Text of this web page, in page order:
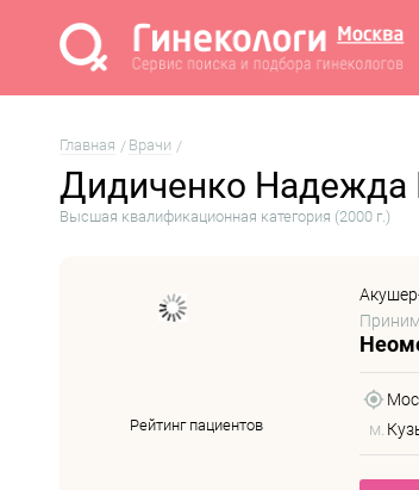
Главная Врачи
Дидиченко Надежда
Высшая квалификационная категория (2000 г.)
Рейтинг пациентов
м.